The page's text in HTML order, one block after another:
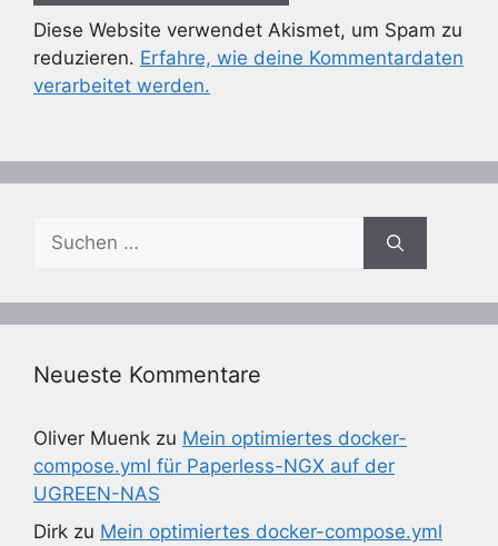
Diese Website verwendet Akismet, um Spam zu
reduzieren. Erfahre, wie deine Kommentardaten
verarbeitet werden.
Suchen
nach:
Neueste Kommentare
Oliver Muenk zu Mein optimiertes docker-
compose.yml für Paperless-NGX auf der
UGREEN-NAS
Dirk zu Mein optimiertes docker-compose.yml